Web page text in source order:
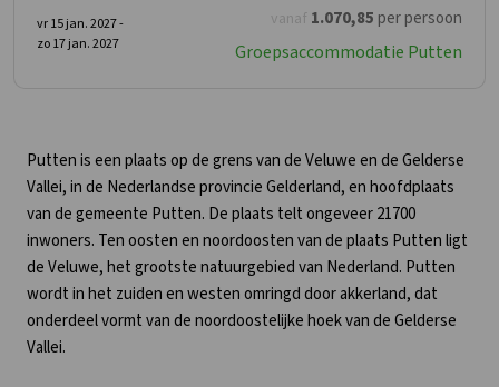
vanaf 1.070,85 per persoon
vr 15 jan. 2027 -
zo 17 jan. 2027
Groepsaccommodatie Putten
Putten is een plaats op de grens van de Veluwe en de Gelderse
Vallei, in de Nederlandse provincie Gelderland, en hoofdplaats
van de gemeente Putten. De plaats telt ongeveer 21700
inwoners. Ten oosten en noordoosten van de plaats Putten ligt
de Veluwe, het grootste natuurgebied van Nederland. Putten
wordt in het zuiden en westen omringd door akkerland, dat
onderdeel vormt van de noordoostelijke hoek van de Gelderse
Vallei.